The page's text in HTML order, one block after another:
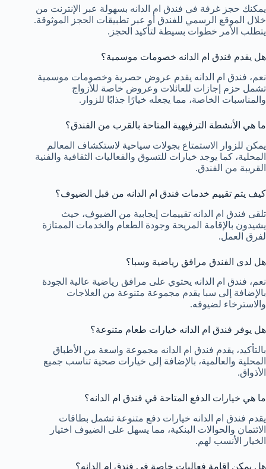
يمكنك حجز غرفة في فندق ام الدانه بسهولة عبر الإنترنت من
خلال الموقع الرسمي للفندق أو عبر تطبيقات الحجز الموثوقة.
يتطلب الأمر خطوات بسيطة لتأكيد الحجز.
هل يقدم فندق ام الدانه خصومات موسمية؟
نعم، فندق ام الدانه يقدم عروض حصرية وخصومات موسمية
تشمل حزم إجازات للعائلات وعروض خاصة للأزواج
والمناسبات الخاصة، مما يجعله خيارًا جذابًا للزوار.
ما هي الأنشطة الترفيهية المتاحة بالقرب من الفندق؟
يمكن للزوار الاستمتاع بجولات سياحية لاستكشاف المعالم
المحلية، كما يوجد خيارات للتسوق والفعاليات الثقافية والفنية
القريبة من الفندق.
كيف يتم تقييم خدمات فندق ام الدانه من قبل الضيوف؟
تلقى فندق ام الدانه تقييمات إيجابية من الضيوف، حيث
يشيدون بالإقامة المريحة وجودة الطعام والخدمات الممتازة
لفرق العمل.
هل لدى الفندق مرافق رياضية وسبا؟
نعم، فندق ام الدانه يحتوي على مرافق رياضية عالية الجودة
بالإضافة إلى سبا يقدم مجموعة متنوعة من العلاجات
والاسترخاء لضيوفه.
هل يوفر فندق ام الدانه خيارات طعام متنوعة؟
بالتأكيد، يقدم فندق ام الدانه مجموعة واسعة من الأطباق
المحلية والعالمية، بالإضافة إلى خيارات صحية تناسب جميع
الأذواق.
ما هي خيارات الدفع المتاحة في فندق ام الدانه؟
يقدم فندق ام الدانه خيارات دفع متنوعة تشمل بطاقات
الائتمان والحوالات البنكية، مما يسهل على الضيوف اختيار
الخيار الأنسب لهم.
هل يمكن إقامة فعاليات خاصة في فندق ام الدانه؟